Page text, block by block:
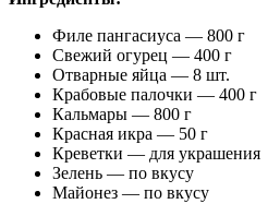
Филе пангасиуса — 800 г
Свежий огурец — 400 г
Отварные яйца — 8 шт.
Крабовые палочки — 400 г
Кальмары — 800 г
Красная икра — 50 г
Креветки — для украшения
Зелень — по вкусу
Майонез — по вкусу